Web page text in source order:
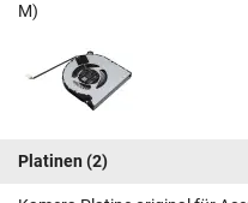
M)
Platinen (2)